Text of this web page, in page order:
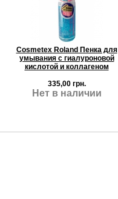
Cosmetex Roland Пенка для
умывания с гиалуроновой
кислотой и коллагеном
335,00 грн.
Нет в наличии